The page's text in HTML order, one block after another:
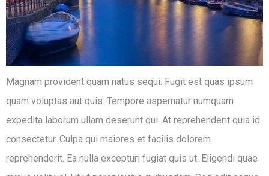
Magnam provident quam natus sequi. Fugit est quas ipsum
quam voluptas aut quis. Tempore aspernatur numquam
expedita laborum ullam deserunt qui. At reprehenderit quia id
consectetur. Culpa qui maiores et facilis dolorem
reprehenderit. Ea nulla excepturi fugiat quis ut. Eligendi quae